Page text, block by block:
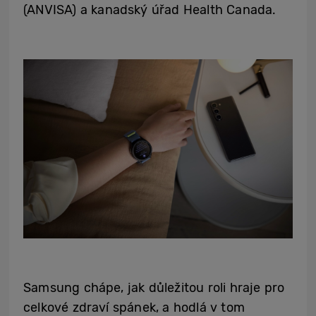
(ANVISA) a kanadský úřad Health Canada.
Samsung chápe, jak důležitou roli hraje pro
celkové zdraví spánek, a hodlá v tom